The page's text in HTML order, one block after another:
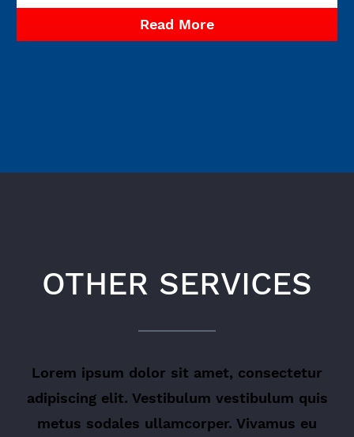
Read More
OTHER SERVICES
Lorem ipsum dolor sit amet, consectetur
adipiscing elit. Vestibulum vestibulum quis
metus sodales ullamcorper. Vivamus eu